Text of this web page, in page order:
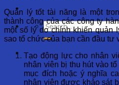
Quản lý tốt tài năng là một
thành công của các công ty
một số lý do chính khiến quản
sao tổ chức của bạn cần đầu tư
Tạo động lực cho nhân
nhân viên bị thu hút vào
mục đích hoặc ý nghĩa
nhân viên được khảo sát